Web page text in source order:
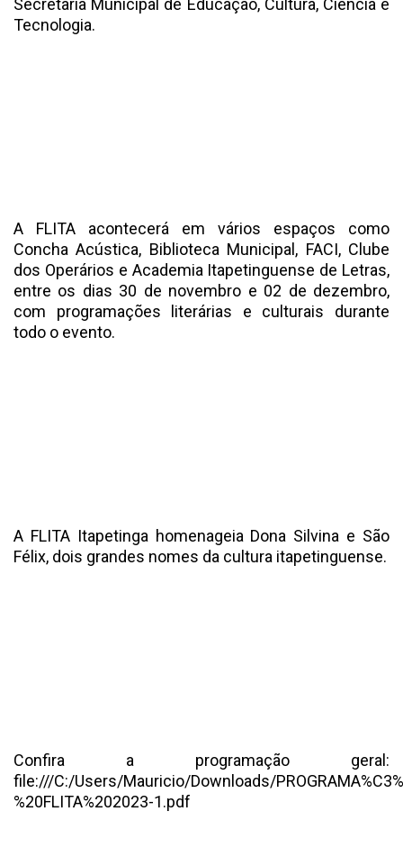
Secretaria Municipal de Educação, Cultura, Ciência e
Tecnologia.
A FLITA acontecerá em vários espaços como
Concha Acústica, Biblioteca Municipal, FACI, Clube
dos Operários e Academia Itapetinguense de Letras,
entre os dias 30 de novembro e 02 de dezembro,
com programações literárias e culturais durante
todo o evento.
A FLITA Itapetinga homenageia Dona Silvina e São
Félix, dois grandes nomes da cultura itapetinguense.
Confira a programação geral:
file:///C:/Users/Mauricio/Downloads/
%20FLITA%202023-1.pdf